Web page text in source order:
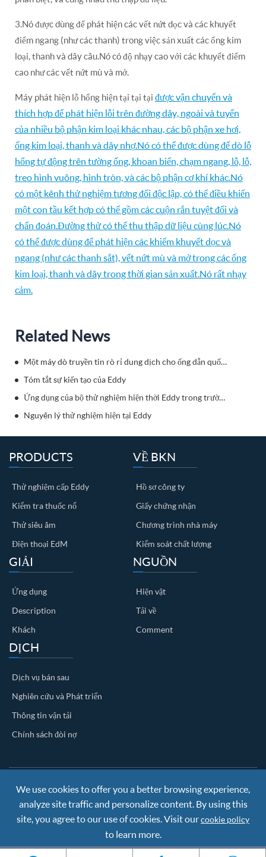
3.Nó được dùng để phát hiện các vết nứt dọc và các khuyết
điểm ngang (như các thanh) trong việc sản xuất các ống kim
loại, thanh và dây câu.Nó có độ nhạy cao với các khuyết điểm
cao như các vết nứt mù và mở.
Máy phát hiện lỗ hổng hiện tại tại tại được vận chuyển và
thích hợp để phát hiện lỗi trên đường dây, ngoài và tuyến
của nhiều bộ phận kim loại khác nhau, các bộ phận xe hơi,
ống kim loại, thanh và dây nhợ.Nó có thể được dùng để dò lỗ
hổng tự động trên tường ống, khoan biển, chạm ngang, lỗ, lỗ,
treo hình vuông, hình tròn, và các bộ phận cơ khí khác.Nó
có một kênh thử nghiệm tương đối độc lập, có thể điều khiển
một con tầu kết hợp có thể gồm các cuộn rắn tuyệt đối và
chẩn đoán.Đường thử có thể thu thập dữ liệu cùng lúc.Nó
có thể được dùng để phát hiện các khiếm khuyết dọc và
ngang (như các thanh sắt), vết nứt mù và mở trong các ống
kim loại, thanh và dây trong thời gian sản xuất.Nó rất nhạy
cảm.
Related News
Một máy dò truyền tin rò rỉ dung dịch cho ống dẫn quốc phòng được phát triển độc lập bởi Trung Quốc.
Tóm tắt sự kiến tạo của Eddy
Ứng dụng của bộ thử nghiệm hiện thời Eddy trong trường cao cấp
Nguyên lý thử nghiệm hiện tại Eddy
PRODUCTS
Thử nghiệm cấp Eddy
Kiểm tra thuốc nổ
Thử siêu âm
Điện thoại EdM
VỀ BKN
Hồ sơ công ty
Giấy chứng nhận
Chương trình nhà máy
Kiểm soát chất lượng
GIẢI
Ứng dụng
Description
Khách
NGUỒN
Hiện vật
Tải về
Comment
DỊCH
Dịch vụ bán sau
Nghiên cứu và Phát triển
Thông tin vận tải
Chính sách đòi nợ
Copyright ©Nanjing BKN Automation System Co.,LTD.All
Rights Reserved
Sitemap
Privacy Policy
We use cookies to offer you a better browsing experience,
analyze site traffic and personalize content. By using this
site, you agree to our use of cookies. Visit ourcookie policy
to learn more.